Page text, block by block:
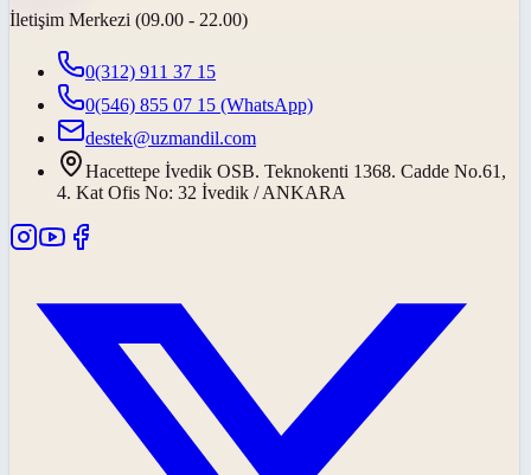
İletişim Merkezi (09.00 - 22.00)
0(312) 911 37 15
0(546) 855 07 15 (WhatsApp)
destek@uzmandil.com
Hacettepe İvedik OSB. Teknokenti 1368. Cadde No.61,
4. Kat Ofis No: 32 İvedik / ANKARA